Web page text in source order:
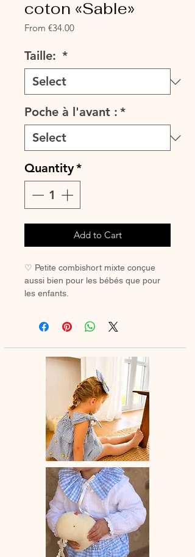
coton «Sable»
From €34.00Sale
Taille: *
Poche à l'avant : *
Quantity*
Add to Cart
♡ Petite combishort mixte conçue
aussi bien pour les bébés que pour
les enfants.
de lété avec une poche à l'avant (en
de vacances.
Combinaison est composée de deux
boutons pressions au niveau des
épaules pour un habillage facile.
A assortir au foulard, barrette ou
bandeau et pourquoi la jupe femme
pour un matchy matchy avec maman.
♡ Combishort entièrement réalisée à
la main.
La combishort taille légèrement
grand.
♡ Le délai de fabrication est de 15 à
28 jours ouvrés selon les commandes